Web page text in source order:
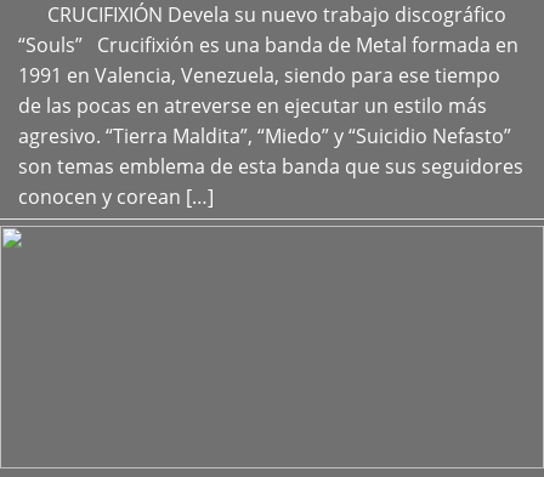
CRUCIFIXIÓN Devela su nuevo trabajo discográfico
“Souls” Crucifixión es una banda de Metal formada en
1991 en Valencia, Venezuela, siendo para ese tiempo
de las pocas en atreverse en ejecutar un estilo más
agresivo. “Tierra Maldita”, “Miedo” y “Suicidio Nefasto”
son temas emblema de esta banda que sus seguidores
conocen y corean […]
+